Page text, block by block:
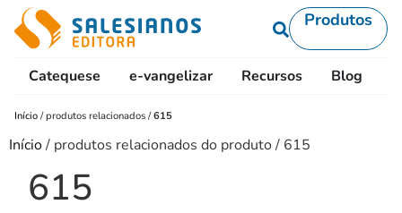
Produtos
Catequese e-vangelizar Recursos Blog
Início /produtos relacionados /615
Início/ produtos relacionados do produto / 615
615